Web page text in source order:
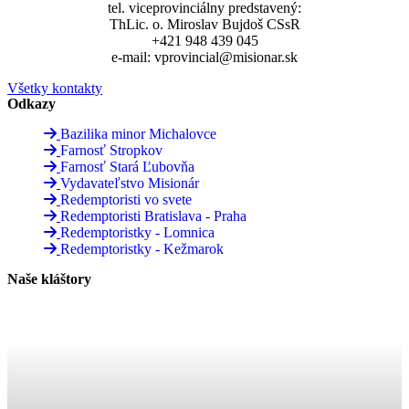
tel. viceprovinciálny predstavený:
ThLic. o. Miroslav Bujdoš CSsR
+421 948 439 045
e-mail: vprovincial@misionar.sk
Všetky kontakty
Odkazy
Bazilika minor Michalovce
Farnosť Stropkov
Farnosť Stará Ľubovňa
Vydavateľstvo Misionár
Redemptoristi vo svete
Redemptoristi Bratislava - Praha
Redemptoristky - Lomnica
Redemptoristky - Kežmarok
Naše kláštory